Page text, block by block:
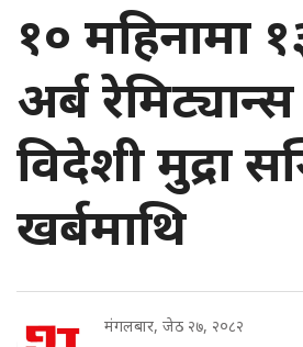
१० महिनामा
अर्ब रेमिट्यान्स
विदेशी मुद्रा
खर्बमाथि
मंगलबार, जेठ २७, २०८२